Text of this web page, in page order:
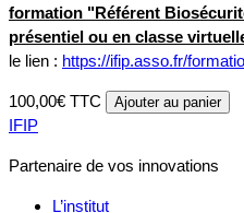
formation "Référent
présentiel ou en classe
le lien : https://ifip.asso.fr/
100,00€ TTC Ajouter au panier
IFIP
Partenaire de vos innovations
L’institut